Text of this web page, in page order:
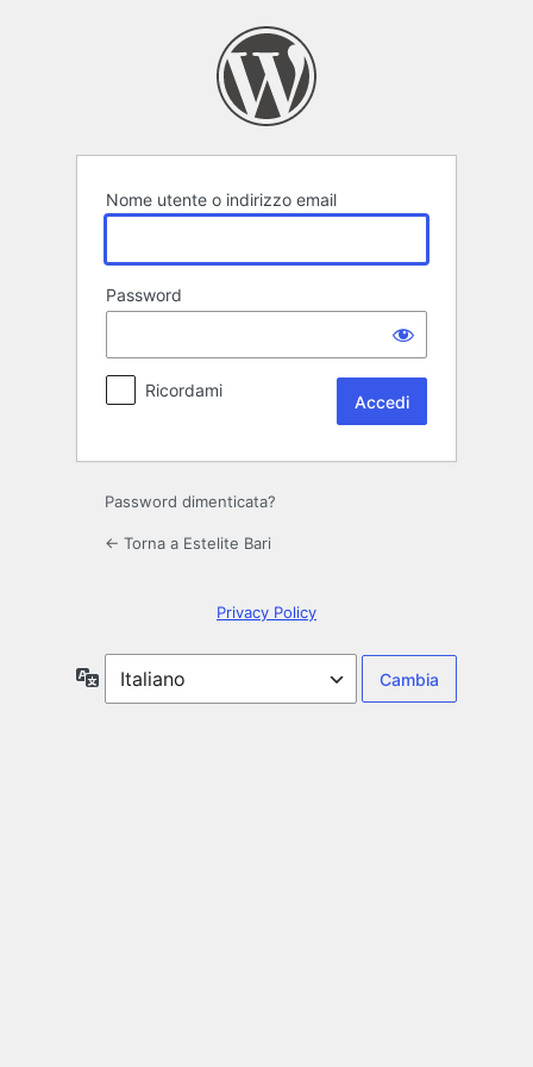
Nome utente o indirizzo email
Password
Ricordami
Password dimenticata?
← Torna a Estelite Bari
Privacy Policy
Lingua